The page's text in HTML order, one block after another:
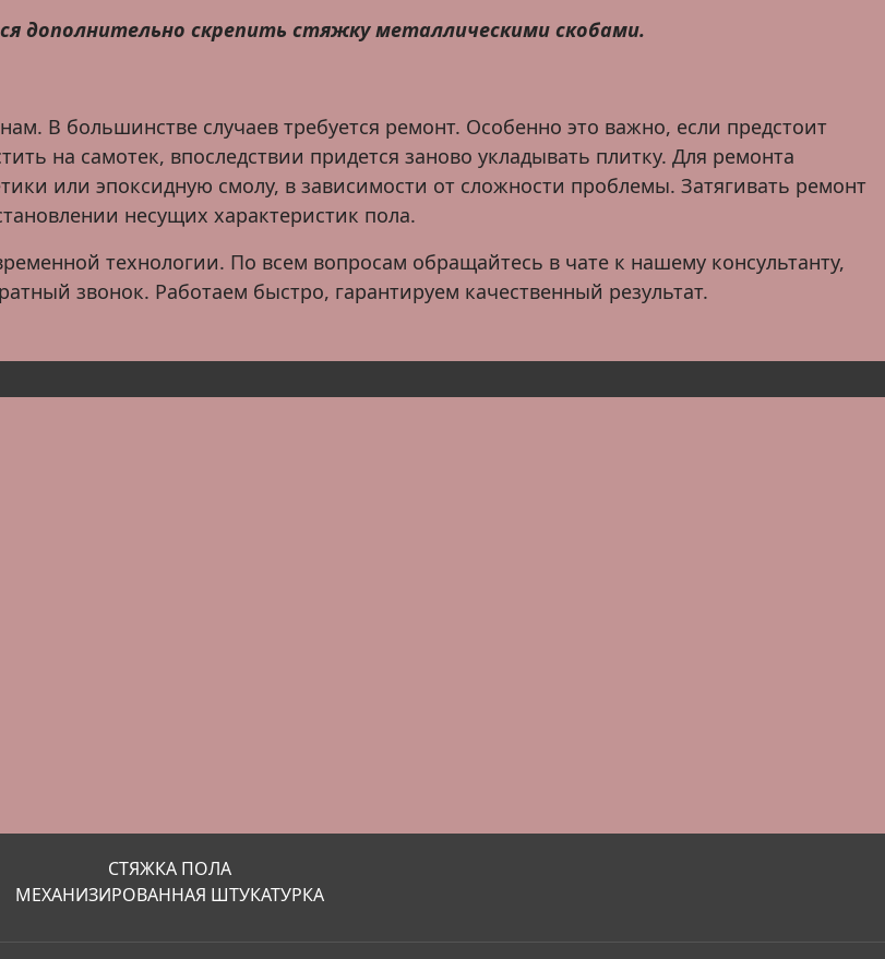
дополнительно скрепить стяжку металлическими скобами.
В большинстве случаев требуется ремонт. Особенно это важно, если предстоит
на самотек, впоследствии придется заново укладывать плитку. Для ремонта
или эпоксидную смолу, в зависимости от сложности проблемы. Затягивать ремонт
несущих характеристик пола.
технологии. По всем вопросам обращайтесь в чате к нашему консультанту,
звонок. Работаем быстро, гарантируем качественный результат.
СТЯЖКА ПОЛА
МЕХАНИЗИРОВАННАЯ ШТУКАТУРКА